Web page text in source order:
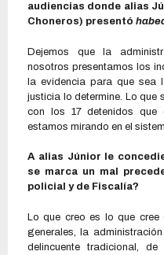
audiencias donde alias
Choneros) presentó
Dejemos que la
nosotros presentamos los
la evidencia para que sea
justicia lo determine. Lo que
con los 17 detenidos
estamos mirando en el
A alias Júnior le
se marca un mal
policial y de Fiscalía?
Lo que creo es lo que cree
generales, la
delincuente tradicional,